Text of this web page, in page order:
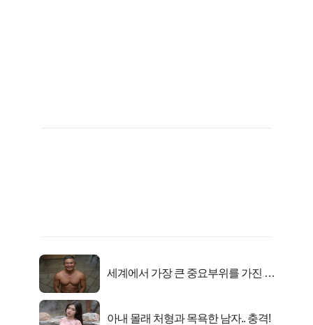
세계에서 가장 큰 중요부위를 가진 남
아내 몰래 처형과 목욕한 남자.. 충격!